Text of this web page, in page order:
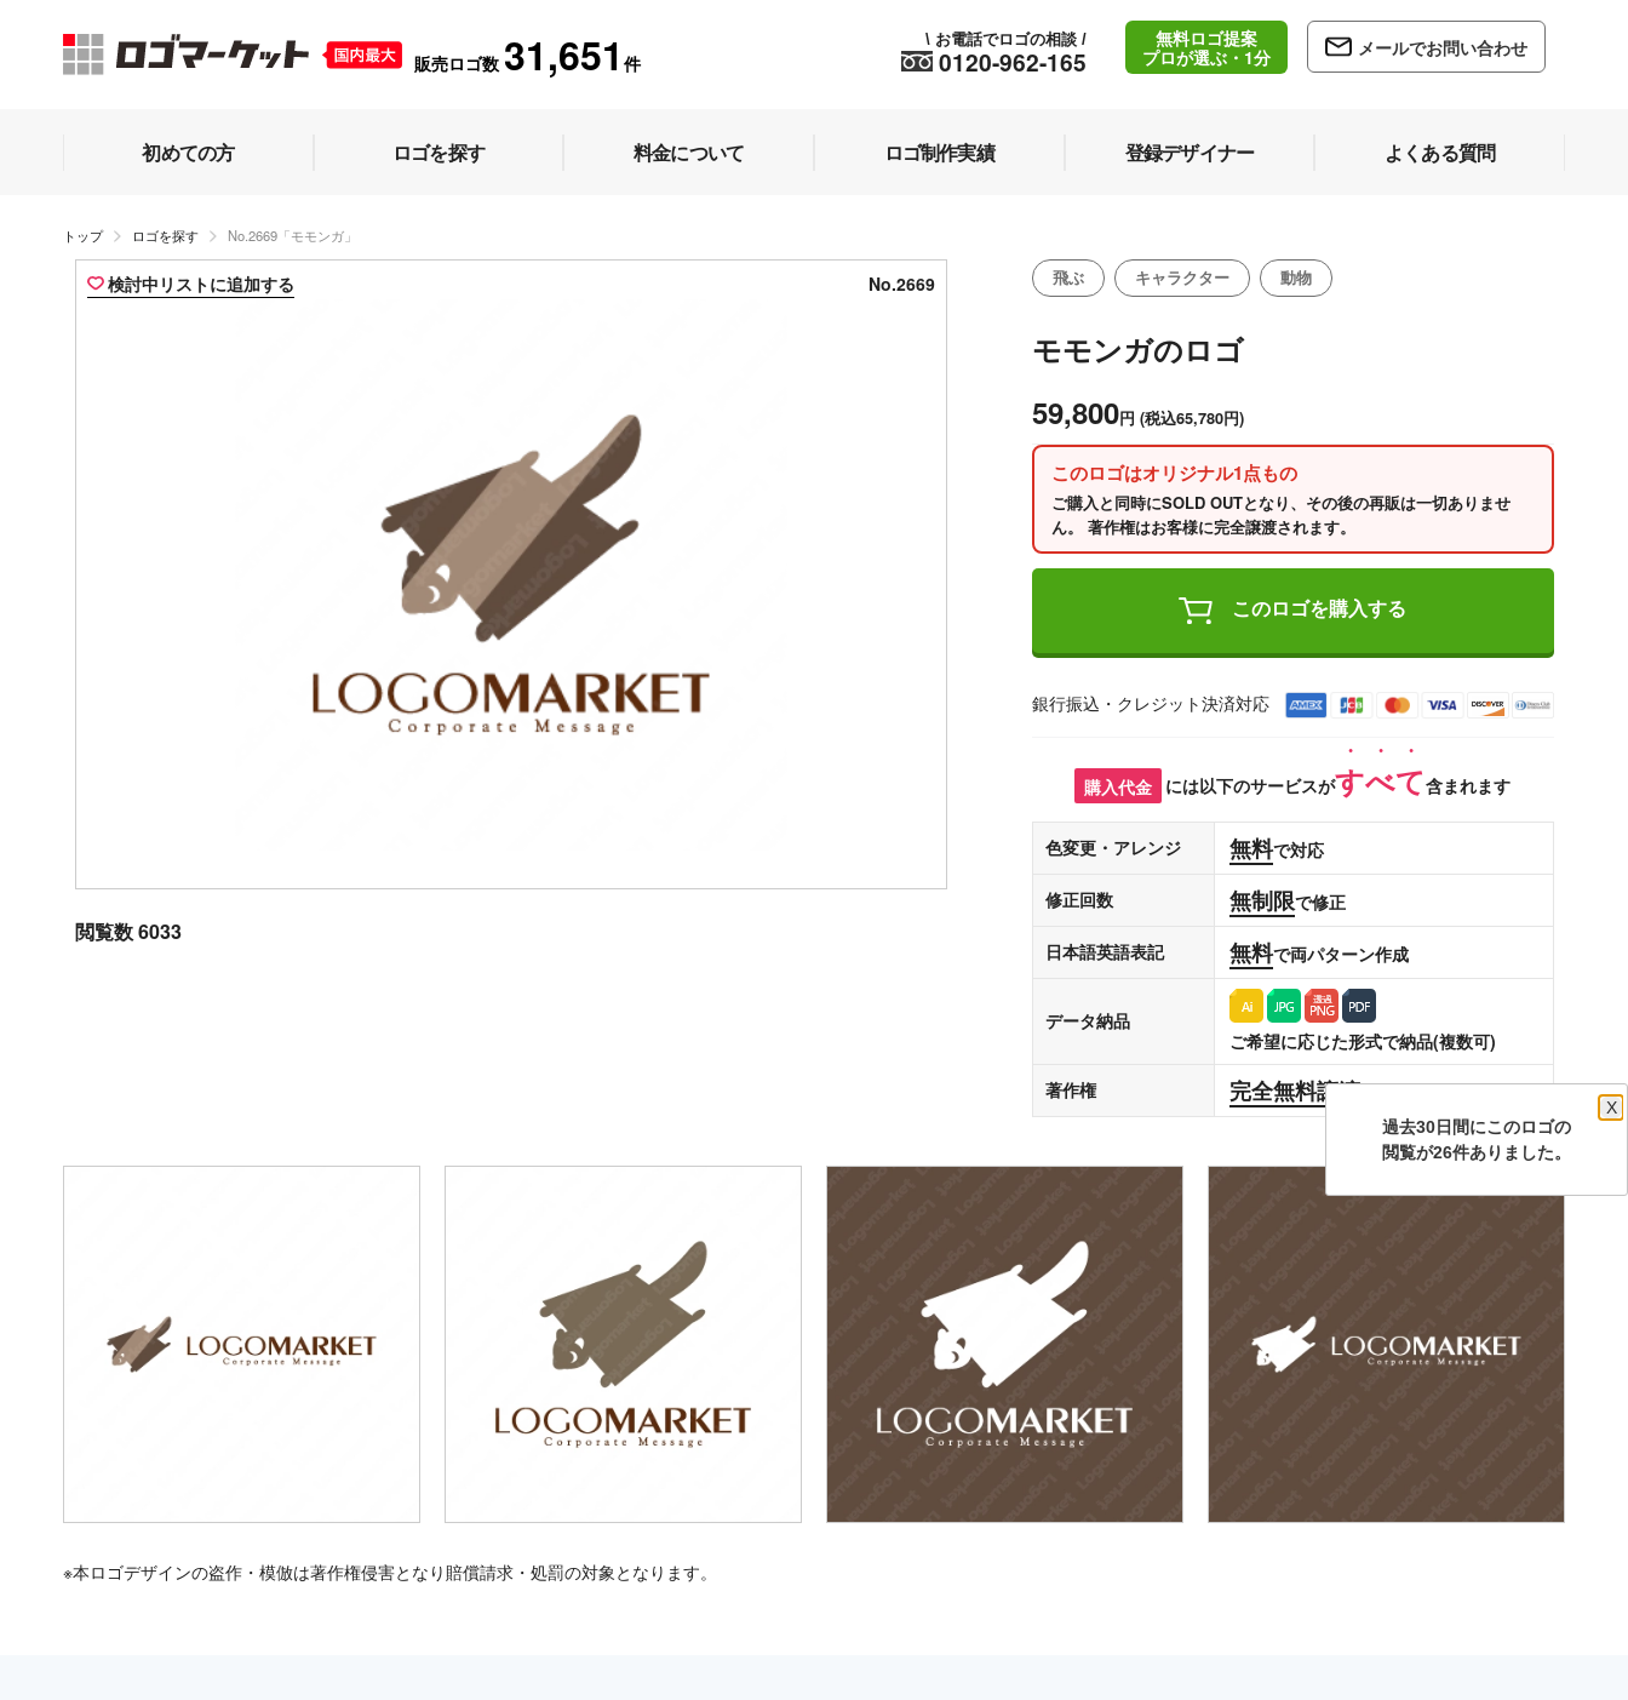
販売ロゴ数 31,651 件 0120-962-165
\ お電話でロゴの相談 /
無料ロゴ提案
プロが選ぶ・1分
メールでお問い合わせ
初めての方 ロゴを探す 料金について ロゴ制作実績 登録デザイナー よくある質問
トップ ロゴを探す No.2669「モモンガ」
検討中リストに追加する No.2669
閲覧数 6033
飛ぶ キャラクター 動物
モモンガのロゴ
59,800円 (税込65,780円)
このロゴはオリジナル1点もの
ご購入と同時にSOLD OUTとなり、その後の再販は一切ありませ
ん。 著作権はお客様に完全譲渡されます。
このロゴを購入する
銀行振込・クレジット決済対応
購入代金 には以下のサービスがすべて含まれます
色変更・アレンジ 無料で対応
修正回数 無制限で修正
日本語英語表記 無料で両パターン作成
データ納品
ご希望に応じた形式で納品(複数可)
著作権
完全無料譲渡します
※本ロゴデザインの盗作・模倣は著作権侵害となり賠償請求・処罰の対象となります。
過去30日間にこのロゴの
X
閲覧が26件ありました。